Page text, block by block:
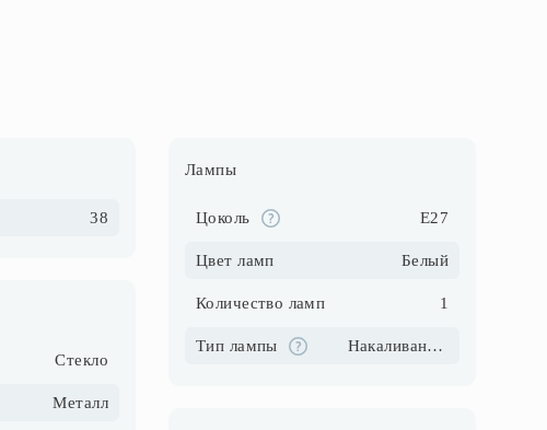
38
Лампы
Цоколь E27
Цвет ламп Белый
Количество ламп 1
Тип лампы Накаливания\Галогеновые\Светодиодные\Компактные люмин.
Стекло
Металл